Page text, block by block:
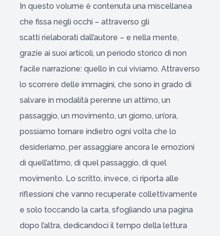
In questo volume è contenuta una miscellanea
che fissa negli occhi – attraverso gli
scatti rielaborati dall’autore – e nella mente,
grazie ai suoi articoli, un periodo storico di non
facile narrazione: quello in cui viviamo. Attraverso
lo scorrere delle immagini, che sono in grado di
salvare in modalità perenne un attimo, un
passaggio, un movimento, un giorno, un’ora,
possiamo tornare indietro ogni volta che lo
desideriamo, per assaggiare ancora le emozioni
di quell’attimo, di quel passaggio, di quel
movimento. Lo scritto, invece, ci riporta alle
riflessioni che vanno recuperate collettivamente
e solo toccando la carta, sfogliando una pagina
dopo l’altra, dedicandoci il tempo della lettura